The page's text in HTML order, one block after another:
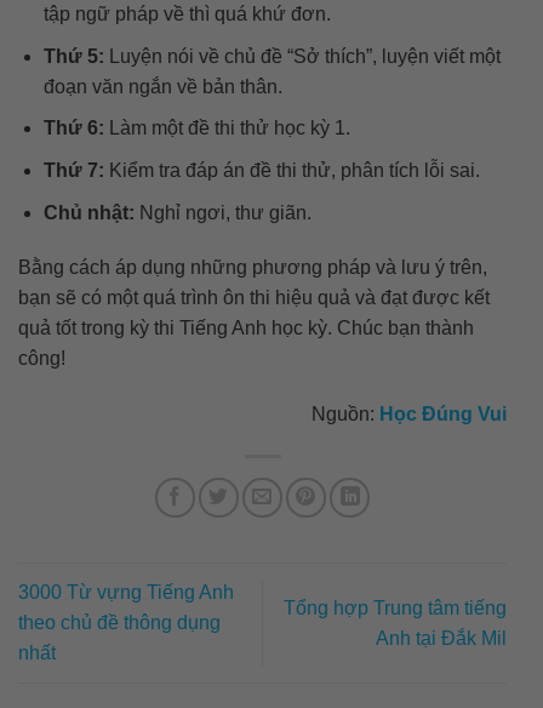
tập ngữ pháp về thì quá khứ đơn.
Thứ 5: Luyện nói về chủ đề “Sở thích”, luyện viết một
đoạn văn ngắn về bản thân.
Thứ 6: Làm một đề thi thử học kỳ 1.
Thứ 7: Kiểm tra đáp án đề thi thử, phân tích lỗi sai.
Chủ nhật: Nghỉ ngơi, thư giãn.
Bằng cách áp dụng những phương pháp và lưu ý trên,
bạn sẽ có một quá trình ôn thi hiệu quả và đạt được kết
quả tốt trong kỳ thi Tiếng Anh học kỳ. Chúc bạn thành
công!
Nguồn: Học Đúng Vui
3000 Từ vựng Tiếng Anh
theo chủ đề thông dụng
nhất
Tổng hợp Trung tâm tiếng
Anh tại Đắk Mil